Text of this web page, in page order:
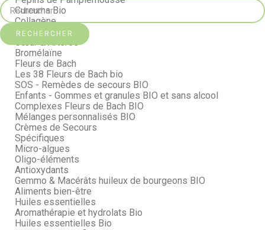
RECHERCHER
Curcuma Bio
Collagène
Immuno Support
Cœur & Artères
Bromélaïne
Fleurs de Bach
Les 38 Fleurs de Bach bio
SOS - Remèdes de secours BIO
Enfants - Gommes et granules BIO et sans alcool
Complexes Fleurs de Bach BIO
Mélanges personnalisés BIO
Crèmes de Secours
Spécifiques
Micro-algues
Oligo-éléments
Antioxydants
Gemmo & Macérâts huileux de bourgeons BIO
Aliments bien-être
Huiles essentielles
Aromathérapie et hydrolats Bio
Huiles essentielles Bio